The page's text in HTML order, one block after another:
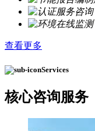
查看更多
Services
核心咨询服务